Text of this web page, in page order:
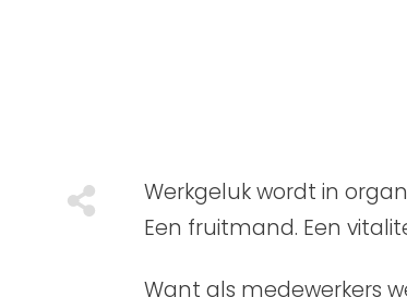
Werkgeluk wordt in
Een fruitmand. Een
Want als medewerkers